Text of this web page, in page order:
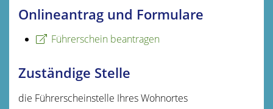
Onlineantrag und Formulare
Führerschein beantragen
Zuständige Stelle
die Führerscheinstelle Ihres Wohnortes